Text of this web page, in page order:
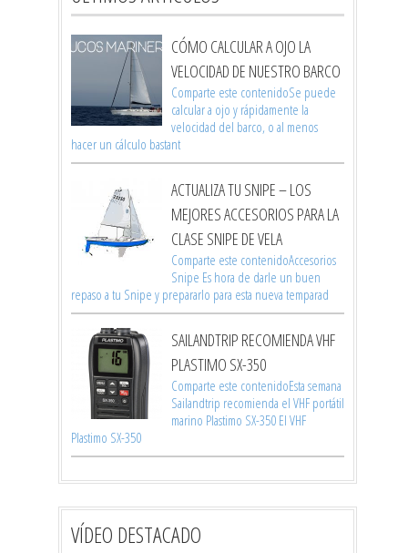
CÓMO CALCULAR A OJO LA
VELOCIDAD DE NUESTRO BARCO
Comparte este contenidoSe puede
calcular a ojo y rápidamente la
velocidad del barco, o al menos
hacer un cálculo bastant
ACTUALIZA TU SNIPE – LOS
MEJORES ACCESORIOS PARA LA
CLASE SNIPE DE VELA
Comparte este contenidoAccesorios
Snipe Es hora de darle un buen
repaso a tu Snipe y prepararlo para esta nueva temparad
SAILANDTRIP RECOMIENDA VHF
PLASTIMO SX-350
Comparte este contenidoEsta semana
Sailandtrip recomienda el VHF portátil
marino Plastimo SX-350 El VHF
Plastimo SX-350
VÍDEO DESTACADO